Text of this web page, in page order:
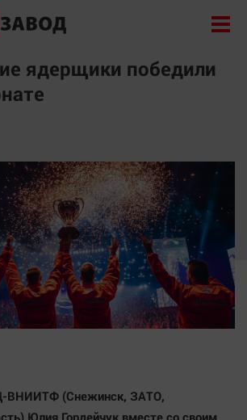
ядерщики победили
ВНИИТФ (Снежинск, ЗАТО,